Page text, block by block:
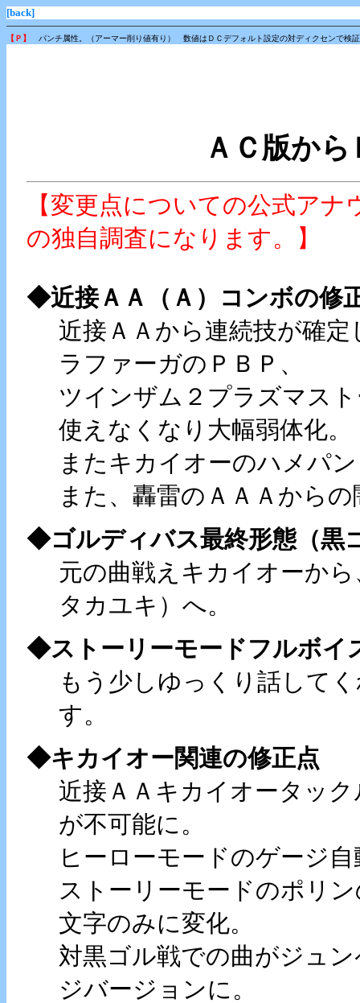
[back]
【Ｐ】 パンチ属性。（アーマー削り値有り） 数値はＤＣデフォルト設定の対ディクセ
ＡＣ版か
【変更点についての公式ア
の独自調査になります。】
◆近接ＡＡ（Ａ）コンボの修
近接ＡＡから連続技が確
ラファーガのＰＢＰ、
ツインザム２プラズマス
使えなくなり大幅弱体化。
またキカイオーのハメパ
また、轟雷のＡＡＡから
◆ゴルディバス最終形態（黒
元の曲戦えキカイオーから
タカユキ）へ。
◆ストーリーモードフルボイ
もう少しゆっくり話して
す。
◆キカイオー関連の修正点
近接ＡＡキカイオータッ
が不可能に。
ヒーローモードのゲージ
ストーリーモードのポリ
文字のみに変化。
対黒ゴル戦での曲がジュ
ジバージョンに。